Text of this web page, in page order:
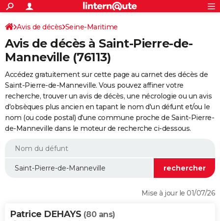
ACTUALITÉS
Politique
Société
Faits Divers
Education
Monde
Villes
+
SPORT
Coupe du monde 2026
Football
Tennis
Cyclisme
Rugby
Forum
FINANCE
Retraite
Impôts
Epargne
Immobilier
Risques naturels par ville
Banque
Assurance
Crédit
Essais
Réserver un essai
Citadines
Berlines
SUV
Forum auto
+
HIGH-TECH
Mobiles
Meilleur smartphone
Internet
Ordinateurs
Jeux vidéo
Guide high-tech
+
BRICOLAGE
Forum
Aménagement intérieur
Extérieur
Cuisine
Salle de bains
Jardinage
Rangement
WEEK-END
Guides de France
Escapades
Patrimoine
Expositions
Musées
Week-end nature
LIFESTYLE
Alimentation
Guide de la santé
Maladies
Médicaments
Sommeil
VOYAGE
S'inscrire
Connexion
Avis de décès Seine-Maritime
Avis de décès à Saint-Pierre-de-
Manneville (76113)
Accédez gratuitement sur cette page au carnet des décès de
Saint-Pierre-de-Manneville. Vous pouvez affiner votre
recherche, trouver un avis de décès, une nécrologie ou un avis
d'obsèques plus ancien en tapant le nom d'un défunt et/ou le
nom (ou code postal) d'une commune proche de Saint-Pierre-
de-Manneville dans le moteur de recherche ci-dessous.
Mise à jour le 01/07/26
Patrice DEHAYS (80 ans)